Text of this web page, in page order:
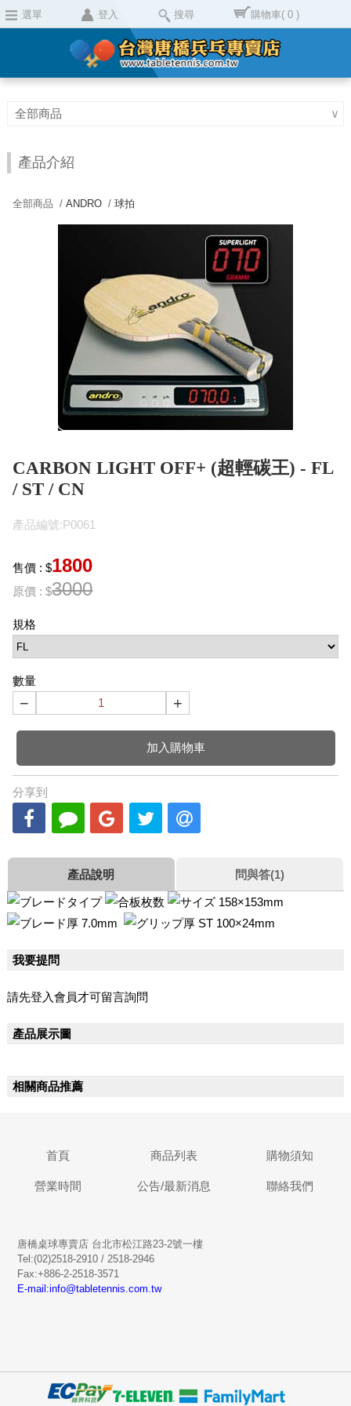
選單 登入 搜尋 購物車( 0 )
全部商品 ∨
產品介紹
全部商品 /ANDRO /球拍
CARBON LIGHT OFF+ (超輕碳王) - FL
/ ST / CN
產品編號:P0061
售價 : $1800
原價 : $3000
規格
數量
− +
加入購物車
分享到
產品說明 問與答(1)
158×153mm
7.0mm
ST100×24mm
我要提問
請先登入會員才可留言詢問
產品展示圖
相關商品推薦
首頁 商品列表 購物須知
營業時間 公告/最新消息 聯絡我們
唐橋桌球專賣店 台北市松江路23-2號一樓
Tel:(02)2518-2910 / 2518-2946
Fax:+886-2-2518-3571
E-mail:info@tabletennis.com.tw